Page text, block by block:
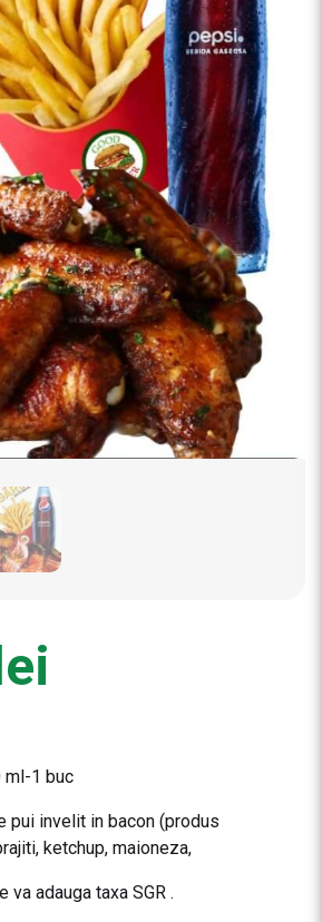
ml-1 buc
pui invelit in bacon (produs
ketchup, maioneza,
adauga taxa SGR .